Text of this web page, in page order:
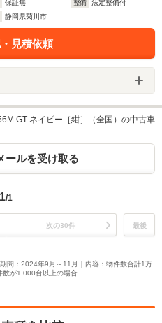
保証無 整備
法定整備付
静岡県菊川市
見積依頼
GT ネイビー［紺］（全国）の中古車
ールを受け取る
1/1
次の30件 最後
間：2024年9月～11月｜内容：物件数合計1万
数が1,000台以上の場合